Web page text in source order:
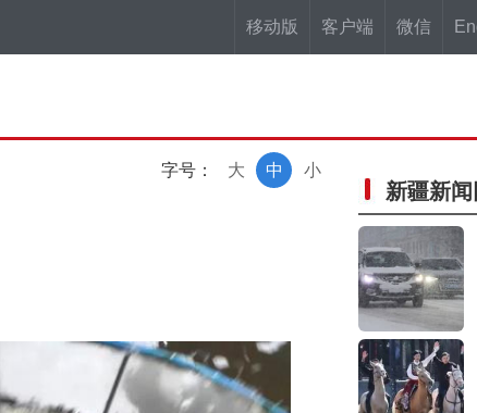
移动版 客户端 微信
字号： 小
中
大
新疆新闻